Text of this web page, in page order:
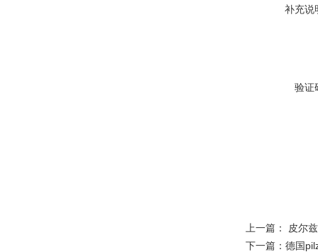
补充说
验证
上一篇：
皮尔
下一篇： 德国